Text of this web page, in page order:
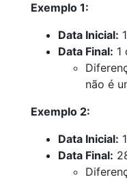
Exemplo 1:
Data Inicial:
Data Final: 1
não é
Exemplo 2:
Data Inicial:
Data Final: